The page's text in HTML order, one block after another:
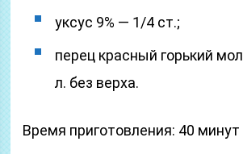
уксус 9% — 1/4 ст.;
перец красный горький
л. без верха.
Время приготовления: 40 минут